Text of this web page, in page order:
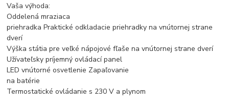
Vaša výhoda:
Oddelená mraziaca
priehradka Praktické odkladacie priehradky na vnútornej strane
dverí
Výška státia pre veľké nápojové fľaše na vnútornej strane dverí
Užívateľsky príjemný ovládací panel
LED vnútorné osvetlenie Zapaľovanie
na batérie
Termostatické ovládanie s 230 V a plynom